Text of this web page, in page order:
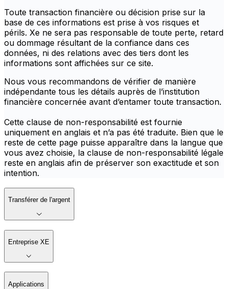
Toute transaction financière ou décision prise sur la
base de ces informations est prise à vos risques et
périls. Xe ne sera pas responsable de toute perte, retard
ou dommage résultant de la confiance dans ces
données, ni des relations avec des tiers dont les
informations sont affichées sur ce site.
Nous vous recommandons de vérifier de manière
indépendante tous les détails auprès de l’institution
financière concernée avant d’entamer toute transaction.
Cette clause de non-responsabilité est fournie
uniquement en anglais et n’a pas été traduite. Bien que le
reste de cette page puisse apparaître dans la langue que
vous avez choisie, la clause de non-responsabilité légale
reste en anglais afin de préserver son exactitude et son
intention.
Transférer de l'argent
Entreprise XE
Applications